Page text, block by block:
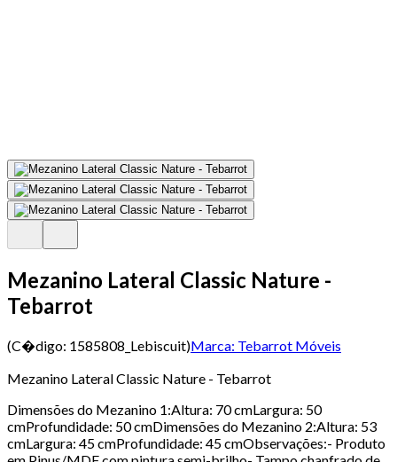
Mezanino Lateral Classic Nature -
Tebarrot
(C�digo: 1585808_Lebiscuit)Marca: Tebarrot Móveis
Mezanino Lateral Classic Nature - Tebarrot
Dimensões do Mezanino 1:Altura: 70 cmLargura: 50
cmProfundidade: 50 cmDimensões do Mezanino 2:Altura: 53
cmLargura: 45 cmProfundidade: 45 cmObservações:- Produto